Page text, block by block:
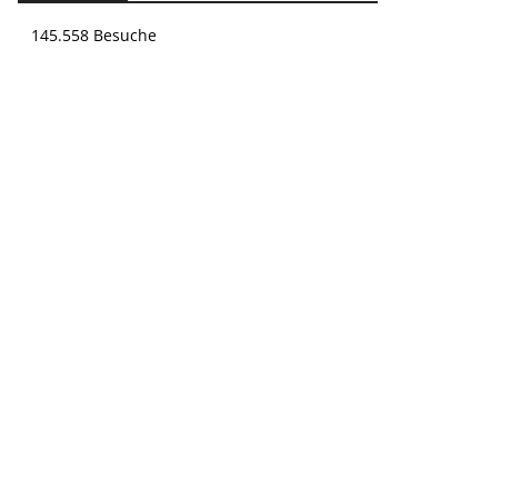
145.558 Besuche